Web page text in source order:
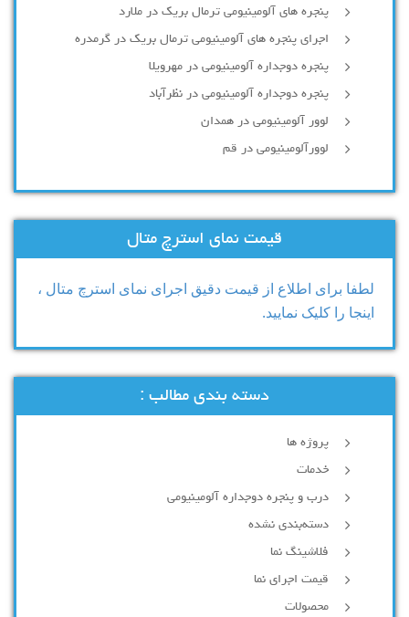
پنجره های آلومینیومی ترمال بریک در ملارد
اجرای پنجره های آلومینیومی ترمال بریک در گرمدره
پنجره دوجداره آلومینیومی در مهرویلا
پنجره دوجداره آلومینیومی در نظرآباد
لوور آلومینیومی در همدان
لوورآلومینیومی در قم
قیمت نمای استرچ متال
لطفا برای اطلاع از قیمت دقیق اجرای نمای استرچ متال ،
اینجا را کلیک نمایید.
دسته بندی مطالب :
پروژه ها
خدمات
درب و پنجره دوجداره آلومینیومی
دسته‌بندی نشده
فلاشینگ نما
قیمت اجرای نما
محصولات